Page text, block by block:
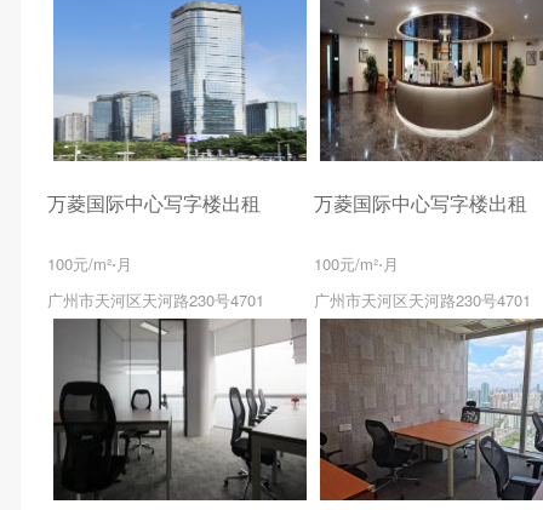
万菱国际中心写字楼出租
100元/m²⋅月
广州市天河区天河路230号4701
万菱国际中心写字楼出租
100元/m²⋅月
广州市天河区天河路230号4701